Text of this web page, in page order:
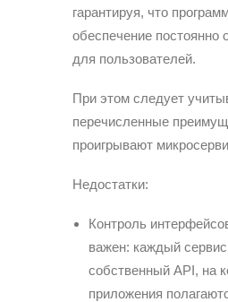
гарантируя, что
обеспечение постоянно
для пользователей.
При этом следует
перечисленные
проигрывают
Недостатки:
Контроль
важен: каждый
собственный API, на
приложения